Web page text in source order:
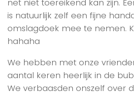
net niet toereikend kan zijn.
is natuurlijk zelf een fijne
omslagdoek mee te nemen.
hahaha
We hebben met onze
aantal keren heerlijk in de
We verbaasden onszelf over